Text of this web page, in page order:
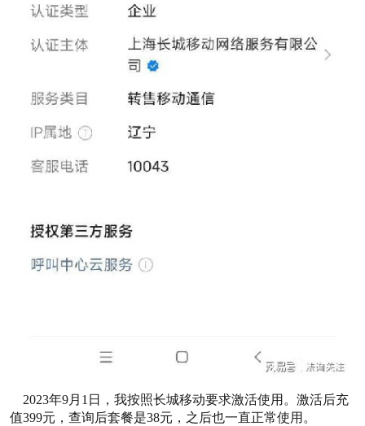
2023年9月1日，我按照长城移动要求激活使用。激活后充
值399元，查询后套餐是38元，之后也一直正常使用。